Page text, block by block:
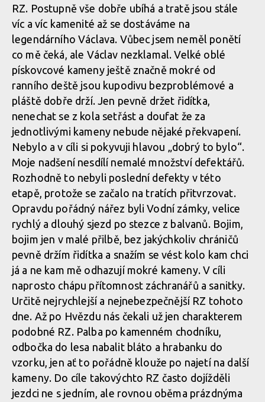
Report: MTB Trilogy 2017 -
premiéra pro Tomáše
Hradeckého
Report: MTB Trilogy 2017 -
premiéra pro Tomáše
Hradeckého
Report: MTB Trilogy 2017 -
premiéra pro Tomáše
Hradeckého
Report: MTB Trilogy 2017 -
premiéra pro Tomáše
Hradeckého
Report: MTB Trilogy 2017 -
premiéra pro Tomáše
Hradeckého
Report: MTB Trilogy 2017 -
premiéra pro Tomáše
Hradeckého
RZ. Postupně vše dobře ubíhá a tratě jsou stále
víc a víc kamenité až se dostáváme na
legendárního Václava. Vůbec jsem neměl ponětí
co mě čeká, ale Václav nezklamal. Velké oblé
pískovcové kameny ještě značně mokré od
ranního deště jsou kupodivu bezproblémové a
pláště dobře drží. Jen pevně držet řidítka,
nenechat se z kola setřást a doufat že za
jednotlivými kameny nebude nějaké překvapení.
Nebylo a v cíli si pokyvuji hlavou „dobrý to bylo“.
Moje nadšení nesdílí nemalé množství defektářů.
Rozhodně to nebyli poslední defekty v této
etapě, protože se začalo na tratích přitvrzovat.
Opravdu pořádný nářez byli Vodní zámky, velice
rychlý a dlouhý sjezd po stezce z balvanů. Bojim,
bojim jen v malé přilbě, bez jakýchkoliv chráničů
pevně držím řidítka a snažím se vést kolo kam chci
já a ne kam mě odhazují mokré kameny. V cíli
naprosto chápu přítomnost záchranářů a sanitky.
Určitě nejrychlejší a nejnebezpečnější RZ tohoto
dne. Až po Hvězdu nás čekali už jen charakterem
podobné RZ. Palba po kamenném chodníku,
odbočka do lesa nabalit bláto a hrabanku do
vzorku, jen ať to pořádně klouže po najetí na další
kameny. Do cíle takovýchto RZ často dojížděli
jezdci ne s jedním, ale rovnou oběma prázdnýma